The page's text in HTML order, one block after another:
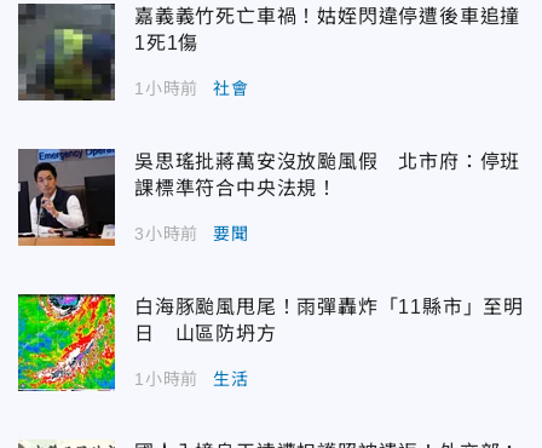
嘉義義竹死亡車禍！姑姪閃違停遭後車追撞
1死1傷
1小時前 社會
吳思瑤批蔣萬安沒放颱風假 北市府：停班
課標準符合中央法規！
3小時前 要聞
白海豚颱風甩尾！雨彈轟炸「11縣市」至明
日 山區防坍方
1小時前 生活